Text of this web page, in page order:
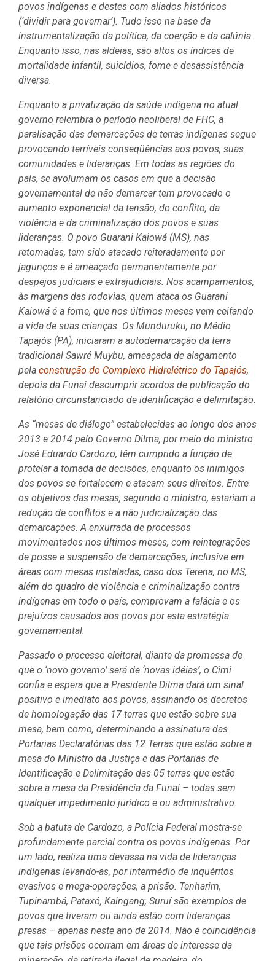
povos indígenas e destes com aliados históricos
(‘dividir para governar’). Tudo isso na base da
instrumentalização da política, da coerção e da calúnia.
Enquanto isso, nas aldeias, são altos os índices de
mortalidade infantil, suicídios, fome e desassistência
diversa.
Enquanto a privatização da saúde indígena no atual
governo relembra o período neoliberal de FHC, a
paralisação das demarcações de terras indígenas segue
provocando terríveis conseqüências aos povos, suas
comunidades e lideranças. Em todas as regiões do
país, se avolumam os casos em que a decisão
governamental de não demarcar tem provocado o
aumento exponencial da tensão, do conflito, da
violência e da criminalização dos povos e suas
lideranças. O povo Guarani Kaiowá (MS), nas
retomadas, tem sido atacado reiteradamente por
jagunços e é ameaçado permanentemente por
despejos judiciais e extrajudiciais. Nos acampamentos,
às margens das rodovias, quem ataca os Guarani
Kaiowá é a fome, que nos últimos meses vem ceifando
a vida de suas crianças. Os Munduruku, no Médio
Tapajós (PA), iniciaram a autodemarcação da terra
tradicional Sawré Muybu, ameaçada de alagamento
pela construção do Complexo Hidrelétrico do Tapajós,
depois da Funai descumprir acordos de publicação do
relatório circunstanciado de identificação e delimitação.
As “mesas de diálogo” estabelecidas ao longo dos anos
2013 e 2014 pelo Governo Dilma, por meio do ministro
José Eduardo Cardozo, têm cumprido a função de
protelar a tomada de decisões, enquanto os inimigos
dos povos se fortalecem e atacam seus direitos. Entre
os objetivos das mesas, segundo o ministro, estariam a
redução de conflitos e a não judicialização das
demarcações. A enxurrada de processos
movimentados nos últimos meses, com reintegrações
de posse e suspensão de demarcações, inclusive em
áreas com mesas instaladas, caso dos Terena, no MS,
além do quadro de violência e criminalização contra
indígenas em todo o país, comprovam a falácia e os
prejuízos causados aos povos por esta estratégia
governamental.
Passado o processo eleitoral, diante da promessa de
que o ‘novo governo’ será de ‘novas idéias’, o Cimi
confia e espera que a Presidente Dilma dará um sinal
positivo e imediato aos povos, assinando os decretos
de homologação das 17 terras que estão sobre sua
mesa, bem como, determinando a assinatura das
Portarias Declaratórias das 12 Terras que estão sobre a
mesa do Ministro da Justiça e das Portarias de
Identificação e Delimitação das 05 terras que estão
sobre a mesa da Presidência da Funai – todas sem
qualquer impedimento jurídico e ou administrativo.
Sob a batuta de Cardozo, a Polícia Federal mostra-se
profundamente parcial contra os povos indígenas. Por
um lado, realiza uma devassa na vida de lideranças
indígenas levando-as, por intermédio de inquéritos
evasivos e mega-operações, a prisão. Tenharim,
Tupinambá, Pataxó, Kaingang, Suruí são exemplos de
povos que tiveram ou ainda estão com lideranças
presas – apenas neste ano de 2014. Não é coincidência
que tais prisões ocorram em áreas de interesse da